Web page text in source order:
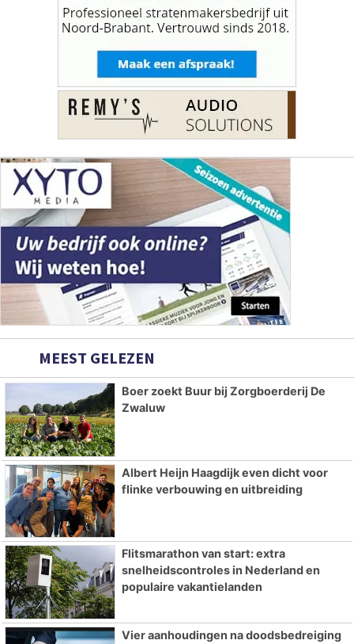
MEEST GELEZEN
Boer zoekt Buur bij Zorgboerderij De
Zwaluw
Albert Heijn Haagdijk even dicht voor
flinke verbouwing en uitbreiding
Flitsmarathon van start: extra
snelheidscontroles in Nederland en
populaire vakantielanden
Vier aanhoudingen na doodsbedreiging